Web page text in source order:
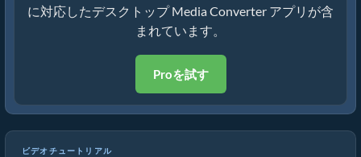
に対応したデスクトップ Media Converter アプリが含
まれています。
Proを試す
ビデオチュートリアル